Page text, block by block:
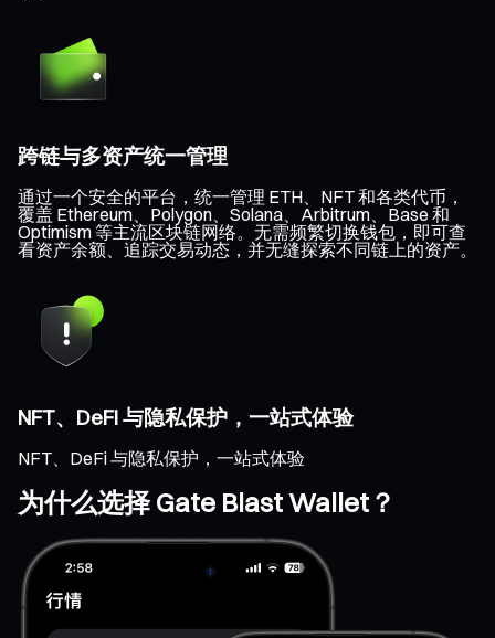
跨链与多资产统一管理
通过一个安全的平台，统一管理 ETH、NFT 和各类代币，
覆盖 Ethereum、Polygon、Solana、Arbitrum、Base 和
Optimism 等主流区块链网络。无需频繁切换钱包，即可查
看资产余额、追踪交易动态，并无缝探索不同链上的资产。
NFT、DeFi 与隐私保护，一站式体验
NFT、DeFi 与隐私保护，一站式体验
为什么选择 Gate Blast Wallet？